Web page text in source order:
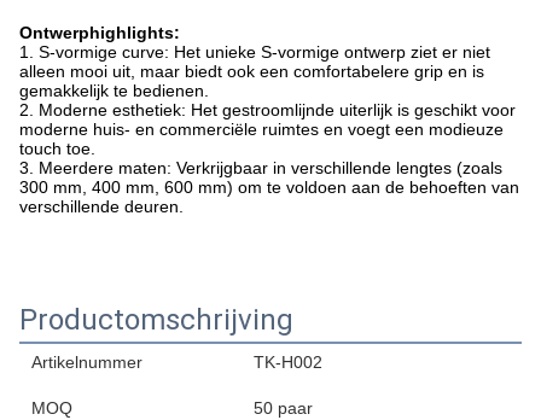
Ontwerphighlights:
1. S-vormige curve: Het unieke S-vormige ontwerp ziet er niet
alleen mooi uit, maar biedt ook een comfortabelere grip en is
gemakkelijk te bedienen.
2. Moderne esthetiek: Het gestroomlijnde uiterlijk is geschikt voor
moderne huis- en commerciële ruimtes en voegt een modieuze
touch toe.
3. Meerdere maten: Verkrijgbaar in verschillende lengtes (zoals
300 mm, 400 mm, 600 mm) om te voldoen aan de behoeften van
verschillende deuren.
Productomschrijving
Artikelnummer TK-H002
MOQ 50 paar